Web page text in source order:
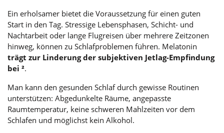
Ein erholsamer bietet die Voraussetzung für einen guten
Start in den Tag. Stressige Lebensphasen, Schicht- und
Nachtarbeit oder lange Flugreisen über mehrere Zeitzonen
hinweg, können zu Schlafproblemen führen. Melatonin
trägt zur Linderung der subjektiven Jetlag-Empfindung
bei ².
Man kann den gesunden Schlaf durch gewisse Routinen
unterstützen: Abgedunkelte Räume, angepasste
Raumtemperatur, keine schweren Mahlzeiten vor dem
Schlafen und möglichst kein Alkohol.